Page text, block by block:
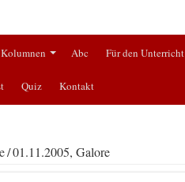
Kolumnen Abc Für den Unterricht
Quiz Kontakt
/01.11.2005, Galore